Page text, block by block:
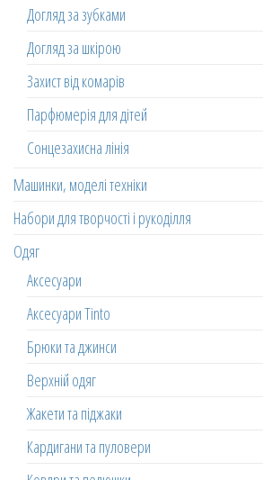
Догляд за зубками
Догляд за шкірою
Захист від комарів
Парфюмерія для дітей
Сонцезахисна лінія
Машинки, моделі техніки
Набори для творчості і рукоділля
Одяг
Аксесуари
Аксесуари Tinto
Брюки та джинси
Верхній одяг
Жакети та піджаки
Кардигани та пуловери